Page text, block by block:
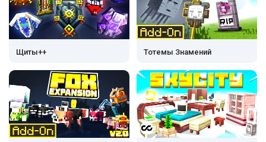
Щиты++ Тотемы Знамений